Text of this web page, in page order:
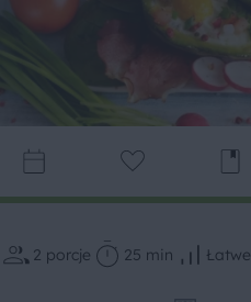
2 porcje 25 min Łatwe